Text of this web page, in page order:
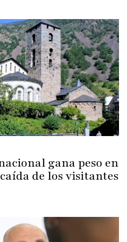
gana peso en
de los visitantes